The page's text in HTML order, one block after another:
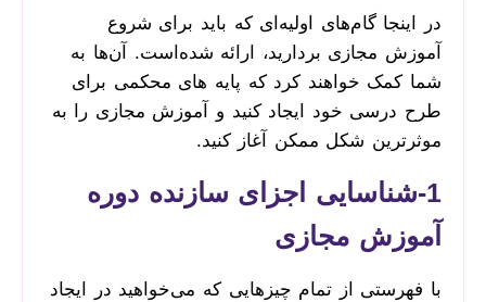
در اینجا گام‌های اولیه‌ای که باید برای شروع
آموزش مجازی بردارید، ارائه شده‌است. آن‌ها به
شما کمک خواهند کرد که پایه های محکمی برای
طرح درسی خود ایجاد کنید و آموزش مجازی را به
موثرترین شکل ممکن آغاز کنید.
1-شناسایی اجزای سازنده دوره
آموزش مجازی
با فهرستی از تمام چیزهایی که می‌خواهید در ایجاد